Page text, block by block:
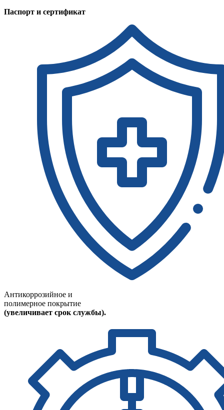
Паспорт и сертификат
Антикоррозийное и
полимерное покрытие
(увеличивает срок службы).